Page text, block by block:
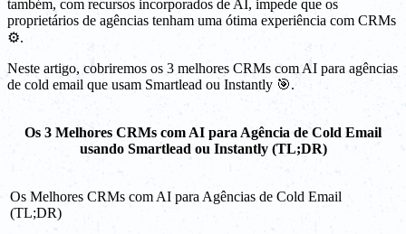
também, com recursos incorporados de AI, impede que os
proprietários de agências tenham uma ótima experiência com CRMs
⚙️.
Neste artigo, cobriremos os 3 melhores CRMs com AI para agências
de cold email que usam Smartlead ou Instantly 🎯.
Os 3 Melhores CRMs com AI para Agência de Cold Email
usando Smartlead ou Instantly (TL;DR)
Os Melhores CRMs com AI para Agências de Cold Email
(TL;DR)